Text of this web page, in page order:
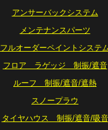
アンサーバックシステム
メンテナンスパーツ
フルオーダーペイントシステ
フロア ラゲッジ 制振/遮音
ルーフ 制振/遮音/遮熱
スノープラウ
タイヤハウス 制振/遮音/吸音